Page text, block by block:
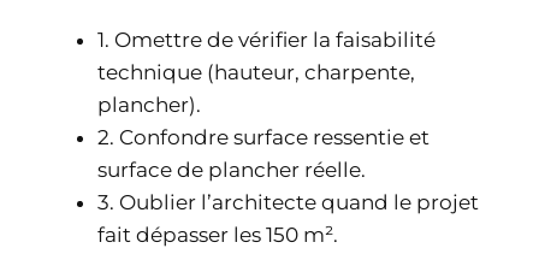
1. Omettre de vérifier la faisabilité
technique (hauteur, charpente,
plancher).
2. Confondre surface ressentie et
surface de plancher réelle.
3. Oublier l’architecte quand le projet
fait dépasser les 150 m².